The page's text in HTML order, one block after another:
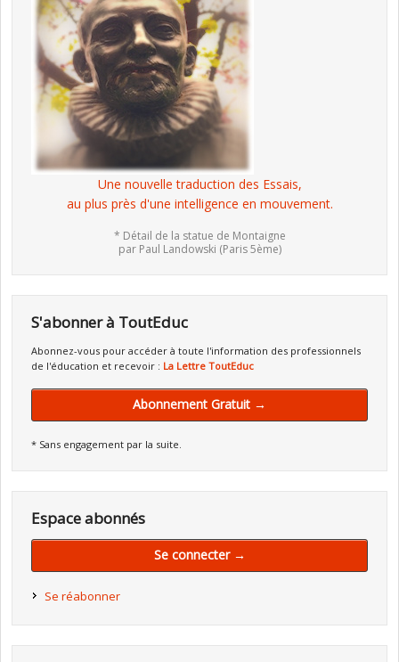
Une nouvelle traduction des Essais,
au plus près d'une intelligence en mouvement.
* Détail de la statue de Montaigne
par Paul Landowski (Paris 5ème)
S'abonner à ToutEduc
Abonnez-vous pour accéder à toute l'information des professionnels
de l'éducation et recevoir : La Lettre ToutEduc
Abonnement Gratuit →
* Sans engagement par la suite.
Espace abonnés
Se connecter →
Se réabonner